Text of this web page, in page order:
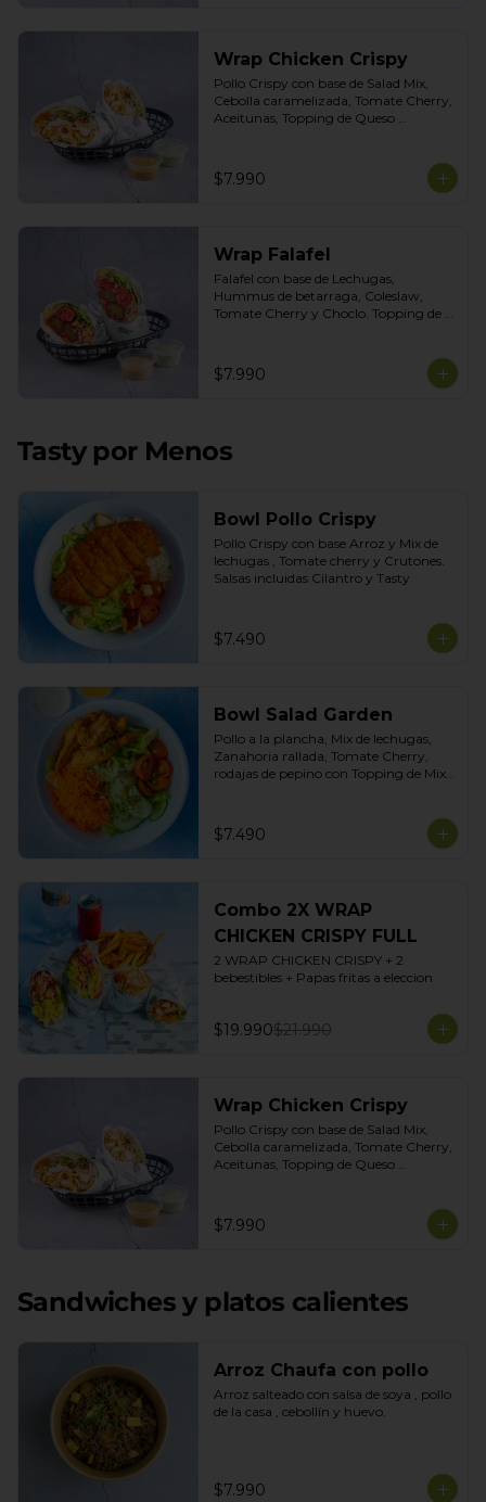
Wrap Chicken Crispy
Pollo Crispy con base de Salad Mix,
Cebolla caramelizada, Tomate Cherry,
Aceitunas, Topping de Queso
$7.990
Wrap Falafel
Falafel con base de Lechugas,
Hummus de betarraga, Coleslaw,
Tomate Cherry y Choclo. Topping de
$7.990
Tasty por Menos
Bowl Pollo Crispy
Pollo Crispy con base Arroz y Mix de
lechugas , Tomate cherry y Crutones.
Salsas incluidas Cilantro y Tasty
$7.490
Bowl Salad Garden
Pollo a la plancha, Mix de lechugas,
Zanahoria rallada, Tomate Cherry,
rodajas de pepino con Topping de Mix
$7.490
Combo 2X WRAP
CHICKEN CRISPY FULL
2 WRAP CHICKEN CRISPY + 2
bebestibles + Papas fritas a eleccion
$19.990$21.990
Wrap Chicken Crispy
Pollo Crispy con base de Salad Mix,
Cebolla caramelizada, Tomate Cherry,
Aceitunas, Topping de Queso
$7.990
Sandwiches y platos calientes
Arroz Chaufa con pollo
Arroz salteado con salsa de soya , pollo
de la casa , cebollín y huevo.
$7.990